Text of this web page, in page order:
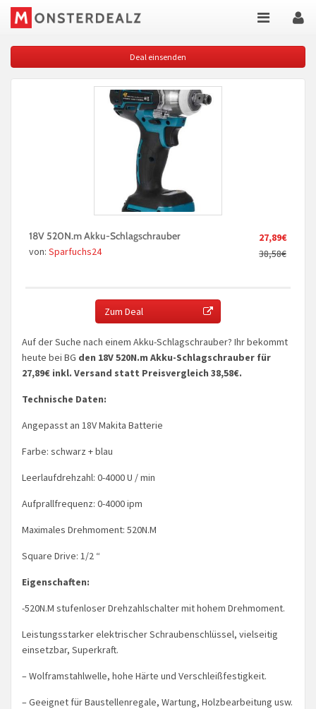
Deal einsenden
27,89€
38,58€
18V 520N.m Akku-Schlagschrauber
von: Sparfuchs24
Zum Deal
Auf der Suche nach einem Akku-Schlagschrauber? Ihr bekommt
heute bei BG den 18V 520N.m Akku-Schlagschrauber für
27,89€ inkl. Versand statt Preisvergleich 38,58€.
Technische Daten:
Angepasst an 18V Makita Batterie
Farbe: schwarz + blau
Leerlaufdrehzahl: 0-4000 U / min
Aufprallfrequenz: 0-4000 ipm
Maximales Drehmoment: 520N.M
Square Drive: 1/2 “
Eigenschaften:
-520N.M stufenloser Drehzahlschalter mit hohem Drehmoment.
Leistungsstarker elektrischer Schraubenschlüssel, vielseitig
einsetzbar, Superkraft.
– Wolframstahlwelle, hohe Härte und Verschleißfestigkeit.
– Geeignet für Baustellenregale, Wartung, Holzbearbeitung usw.